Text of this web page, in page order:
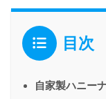
目次
自家製ハニー